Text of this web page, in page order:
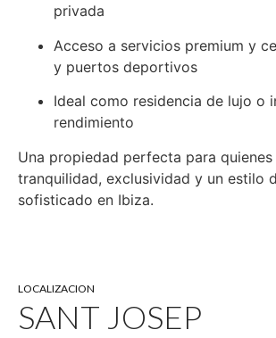
privada
Acceso a servicios premium y
y puertos deportivos
Ideal como residencia de lujo o
rendimiento
Una propiedad perfecta para quienes
tranquilidad, exclusividad y un estilo
sofisticado en Ibiza.
LOCALIZACION
SANT JOSEP